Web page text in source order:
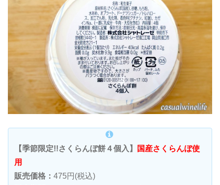
【季節限定!!さくらんぼ餅４個入】
国産さくらんぼ使
用
販売価格： 475円(税込)